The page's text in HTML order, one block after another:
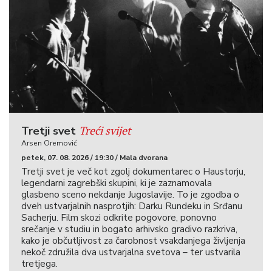
Tretji svet Treći svijet
Arsen Oremović
petek, 07. 08. 2026 / 19:30 / Mala dvorana
Tretji svet je več kot zgolj dokumentarec o Haustorju,
legendarni zagrebški skupini, ki je zaznamovala
glasbeno sceno nekdanje Jugoslavije. To je zgodba o
dveh ustvarjalnih nasprotjih: Darku Rundeku in Srđanu
Sacherju. Film skozi odkrite pogovore, ponovno
srečanje v studiu in bogato arhivsko gradivo razkriva,
kako je občutljivost za čarobnost vsakdanjega življenja
nekoč združila dva ustvarjalna svetova – ter ustvarila
tretjega.